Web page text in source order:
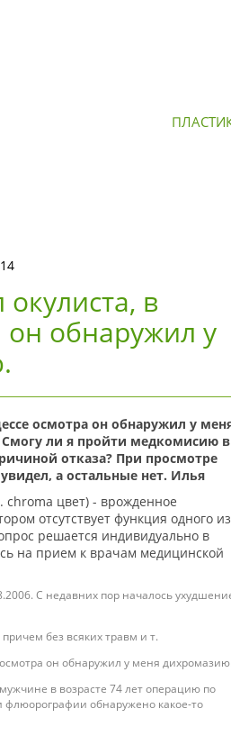
в
он обнаружил у
осмотра он обнаружил у
ли я пройти медкомисию в
отказа? При просмотре
а остальные нет. Илья
цвет) - врожденное
отсутствует функция одного из
решается индивидуально в
на прием к врачам медицинской
С недавних пор началось
без всяких травм и т.
он обнаружил у меня дихромазию.
в возрасте 74 лет операцию по
обнаружено какое-то